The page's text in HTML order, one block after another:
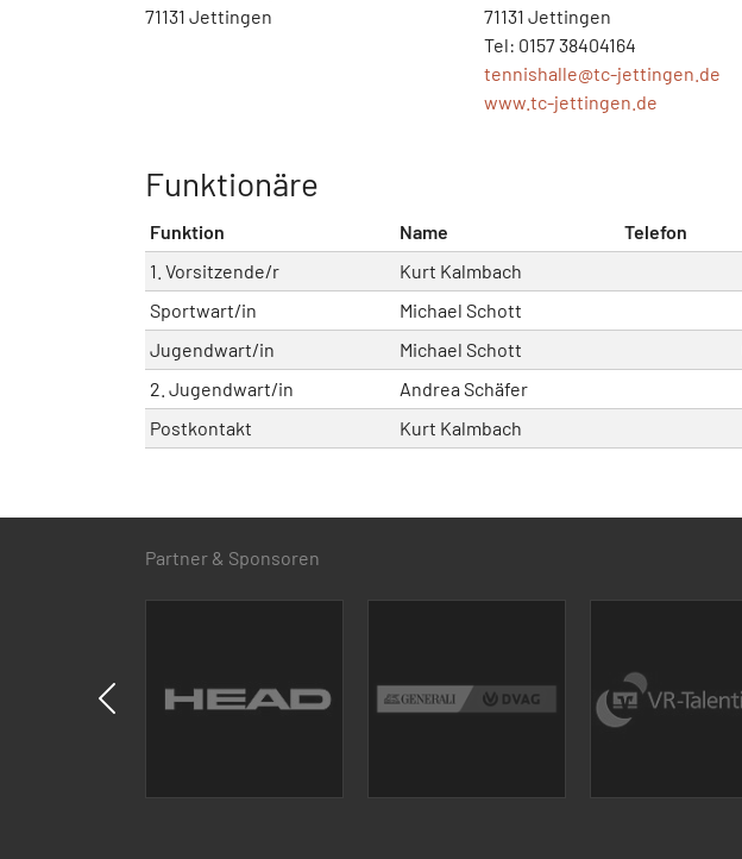
71131 Jettingen
71131 Jettingen
Tel: 0157 38404164
tennishalle@tc-jettingen.de
www.tc-jettingen.de
Funktionäre
Funktion Name Telefon
1. Vorsitzende/r
Kurt Kalmbach
Sportwart/in
Michael Schott
Jugendwart/in
Michael Schott
2. Jugendwart/in
Andrea Schäfer
Postkontakt
Kurt Kalmbach
Partner & Sponsoren